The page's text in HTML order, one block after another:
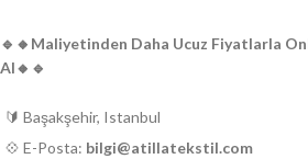
metre).
Lacivert (2 top) ve siyah (1 top)
mallardır.
Perakende satış yoktur.
Kadın
🔹️🔸️Maliyetinden Daha Ucuz Fiyatlarla
Al🔸️🔹️
🔰 Başakşehir, Istanbul
💠 E-Posta: bilgi@atillatekstil.com